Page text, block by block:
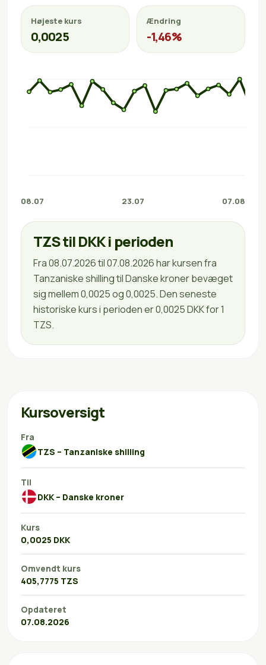
Højeste kurs
0,0025
Ændring
-1,46%
08.07 23.07 07.08
TZS til DKK i perioden
Fra 08.07.2026 til 07.08.2026 har kursen fra
Tanzaniske shilling til Danske kroner bevæget
sig mellem 0,0025 og 0,0025. Den seneste
historiske kurs i perioden er 0,0025 DKK for 1
TZS.
Kursoversigt
Fra
TZS – Tanzaniske shilling
Til
DKK – Danske kroner
Kurs
0,0025 DKK
Omvendt kurs
405,7775 TZS
Opdateret
07.08.2026